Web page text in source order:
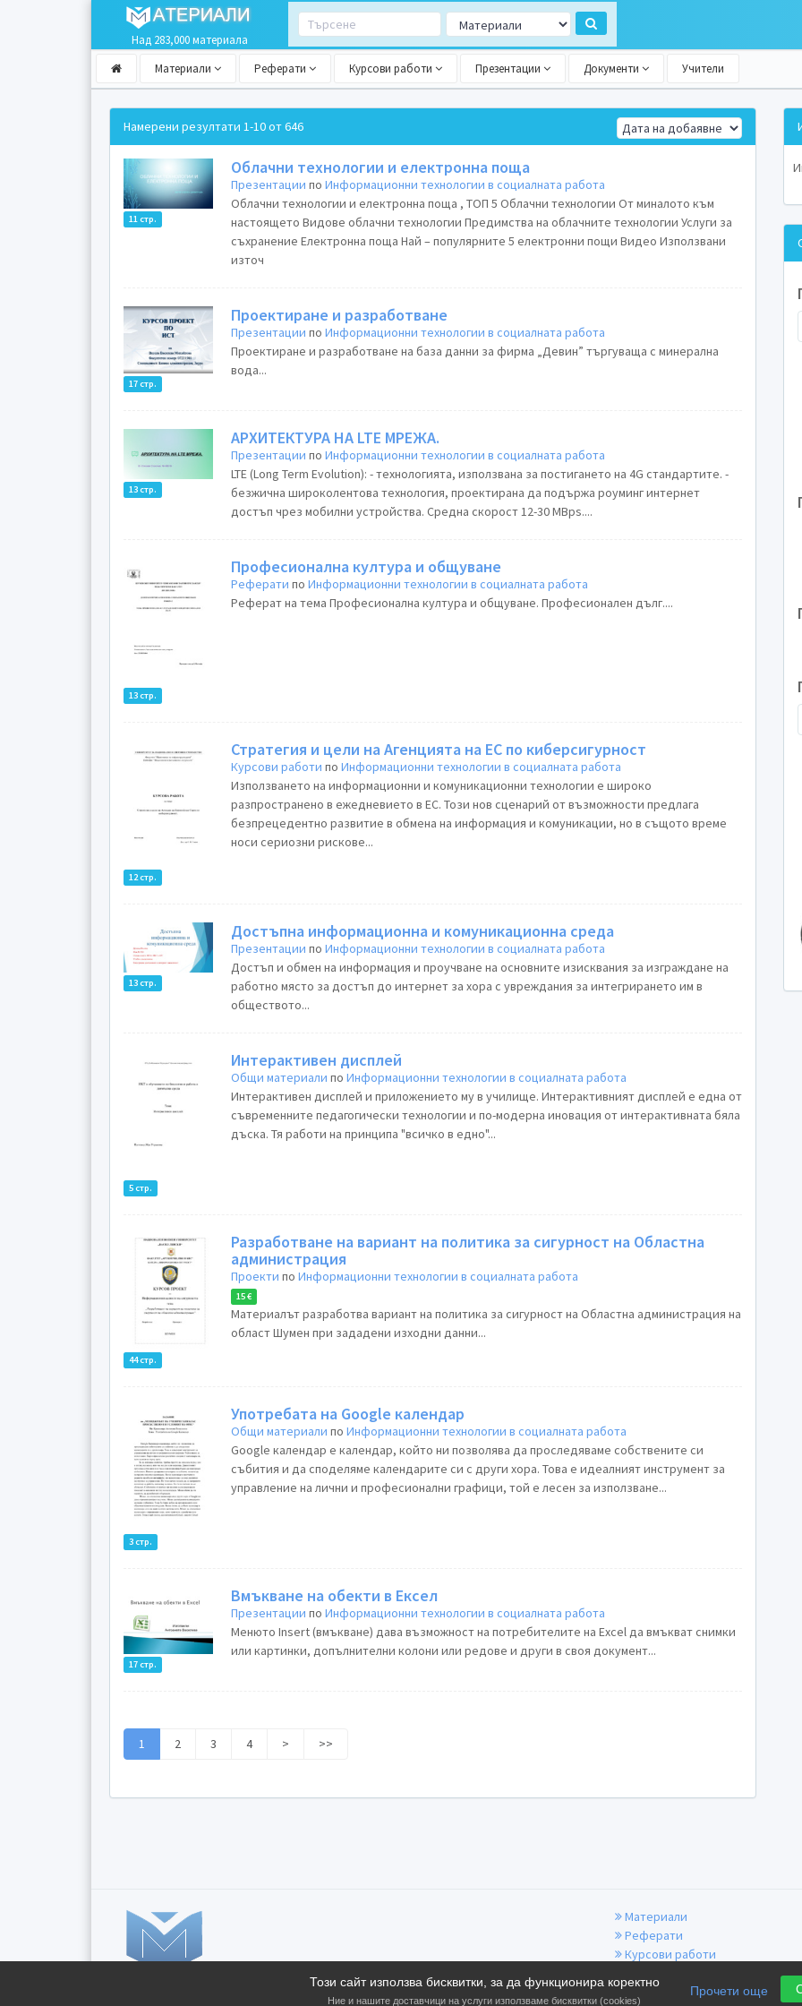
Над 283,000 материала
Материали Реферати Курсови работи Презентации Документи Учители
Намерени резултати 1-10 от 646
11 стр.
Облачни технологии и електронна поща
Презентации поИнформационни технологии в социалната работа
Облачни технологии и електронна поща , ТОП 5 Облачни технологии От миналото към
настоящето Видове облачни технологии Предимства на облачните технологии Услуги за
съхранение Електронна поща Най – популярните 5 електронни пощи Видео Използвани
източ
17 стр.
Проектиране и разработване
Презентации поИнформационни технологии в социалната работа
Проектиране и разработване на база данни за фирма „Девин” търгуваща с минерална
вода...
13 стр.
АРХИТЕКТУРА НА LTE МРЕЖА.
Презентации поИнформационни технологии в социалната работа
LTE (Long Term Evolution): - технологията, използвана за постигането на 4G стандартите. -
безжичнa широколентова технология, проектирана да подържа роуминг интернет
достъп чрез мобилни устройства. Средна скорост 12-30 MBps....
13 стр.
Професионална култура и общуване
Реферати поИнформационни технологии в социалната работа
Реферат на тема Професионална култура и общуване. Професионален дълг....
12 стр.
Стратегия и цели на Агенцията на ЕС по киберсигурност
Курсови работи поИнформационни технологии в социалната работа
Използването на информационни и комуникационни технологии e широко
разпространено в ежедневието в ЕС. Този нов сценарий от възможности предлага
безпрецедентно развитие в обмена на информация и комуникации, но в същото време
носи сериозни рискове...
13 стр.
Достъпна информационна и комуникационна среда
Презентации поИнформационни технологии в социалната работа
Достъп и обмен на информация и проучване на основните изисквания за изграждане на
работно място за достъп до интернет за хора с увреждания за интегрирането им в
обществото...
5 стр.
Интерактивен дисплей
Общи материали поИнформационни технологии в социалната работа
Интерактивен дисплей и приложението му в училище. Интерактивният дисплей е една от
съвременните педагогически технологии и по-модерна иновация от интерактивната бяла
дъска. Тя работи на принципа "всичко в едно"...
44 стр.
Разработване на вариант на политика за сигурност на Областна
администрация
Проекти поИнформационни технологии в социалната работа
15 €
Материалът разработва вариант на политика за сигурност на Областна администрация на
област Шумен при зададени изходни данни...
3 стр.
Употребата на Google календар
Общи материали поИнформационни технологии в социалната работа
Google календар е календар, който ни позволява да проследяваме собствените си
събития и да споделяме календарите си с други хора. Това е идеалният инструмент за
управление на лични и професионални графици, той е лесен за използване...
17 стр.
Вмъкване на обекти в Ексел
Презентации поИнформационни технологии в социалната работа
Менюто Insert (вмъкване) дава възможност на потребителите на Еxcel да вмъкват снимки
или картинки, допълнителни колони или редове и други в своя документ...
1 2 3 4 > >>
Този сайт използва бисквитки, за да функционира коректно
Ние и нашите доставчици на услуги използваме бисквитки (cookies)
Прочети още
Материали
Реферати
Курсови работи
Документи